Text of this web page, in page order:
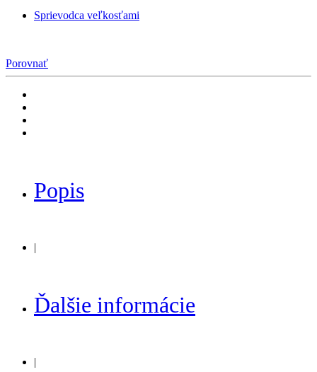
Sprievodca veľkosťami
Porovnať
Popis
|
Ďalšie informácie
|